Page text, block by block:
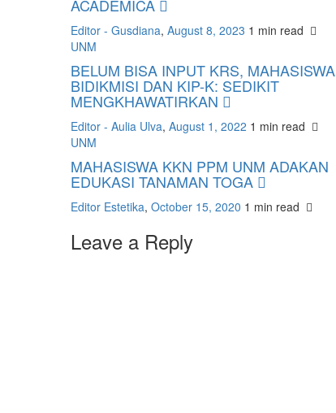
ACADEMICA
Editor - Gusdiana, August 8, 2023 1 min read
UNM
BELUM BISA INPUT KRS, MAHASISWA
BIDIKMISI DAN KIP-K: SEDIKIT
MENGKHAWATIRKAN
Editor - Aulia Ulva, August 1, 2022 1 min read
UNM
MAHASISWA KKN PPM UNM ADAKAN
EDUKASI TANAMAN TOGA
Editor Estetika, October 15, 2020 1 min read
Leave a Reply